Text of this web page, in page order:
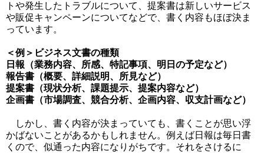
トや発生したトラブルについて、提案書は新しいサービス
や販促キャンペーンについてなどで、書く内容もほぼ決ま
っています。
＜例＞ビジネス文書の種類
日報（業務内容、所感、特記事項、明日の予定など）
報告書（概要、詳細説明、所見など）
提案書（現状分析、課題提示、提案内容など）
企画書（市場調査、競合分析、企画内容、収支計画など）
しかし、書く内容が決まっていても、書くことが思い浮
かばないことがあるかもしれません。例えば日報は毎日書
くので、似通った内容になりがちです。それをさけるに